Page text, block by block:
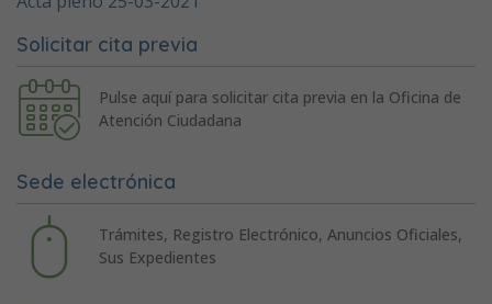
Solicitar cita previa
Pulse aquí para solicitar cita previa en la Oficina de
Atención Ciudadana
Sede electrónica
Trámites, Registro Electrónico, Anuncios Oficiales,
Sus Expedientes